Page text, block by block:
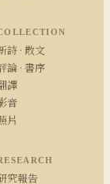
詩 · 散文
論 · 書序
譯
音
片
究報告